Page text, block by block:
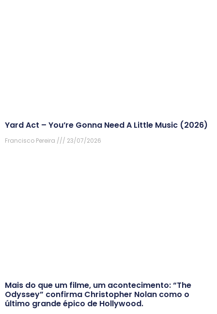
Yard Act – You’re Gonna Need A Little Music (2026)
Francisco Pereira 23/07/2026
Mais do que um filme, um acontecimento: “The
Odyssey” confirma Christopher Nolan como o
último grande épico de Hollywood.